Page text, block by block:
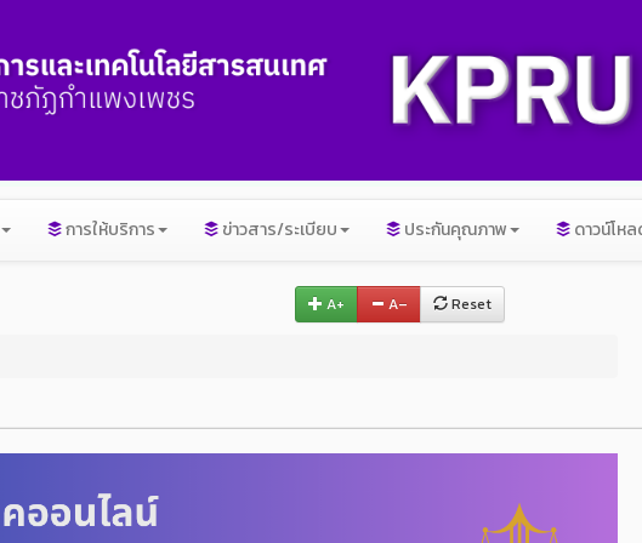
การให้บริการ ข่าวสาร/ระเบียบ ประกันคุณภาพ ดาวน์โห
A+ A– Reset